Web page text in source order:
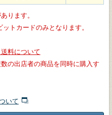
ります。
トカードのみとなります。
料について
の出店者の商品を同時に購入す
いて